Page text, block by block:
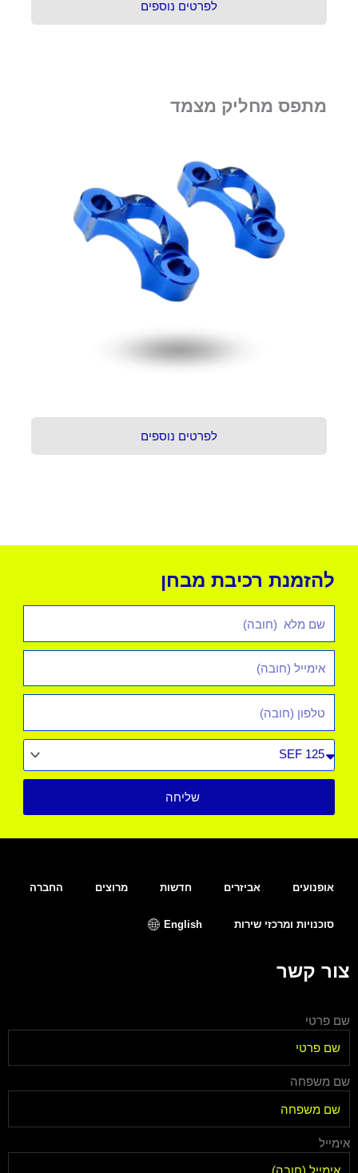
לפרטים נוספים
מתפס מחליק מצמד
לפרטים נוספים
להזמנת רכיבת מבחן
מלא
רכב
שליחה
אופנועים אביזרים חדשות מרוצים החברה
סוכנויות ומרכזי שירות English
צור קשר
שם פרטי
שם משפחה
אימייל